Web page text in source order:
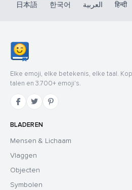
日本語
한국어 العربية हिन्दी
Elke emoji, elke betekenis, elke taal.
talen en 3.700+ emoji's.
BLADEREN
Mensen & Lichaam
Vlaggen
Objecten
Symbolen